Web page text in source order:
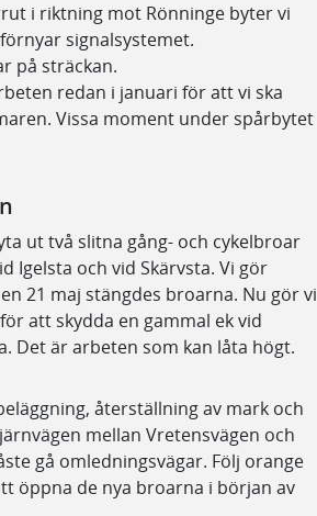
i riktning mot Rönninge byter vi
signalsystemet.
på sträckan.
redan i januari för att vi ska
Vissa moment under spårbytet
ut två slitna gång- och cykelbroar
Igelsta och vid Skärvsta. Vi gör
21 maj stängdes broarna. Nu gör vi
att skydda en gammal ek vid
Det är arbeten som kan låta högt.
återställning av mark och
mellan Vretensvägen och
gå omledningsvägar. Följ orange
öppna de nya broarna i början av